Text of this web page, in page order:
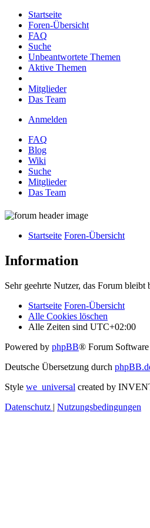
Startseite
Foren-Übersicht
FAQ
Suche
Unbeantwortete Themen
Aktive Themen
Mitglieder
Das Team
Anmelden
FAQ
Blog
Wiki
Suche
Mitglieder
Das Team
Startseite Foren-Übersicht
Information
Sehr geehrte Nutzer, das Forum
Startseite Foren-Übersicht
Alle Cookies löschen
Alle Zeiten sind UTC+02:00
Powered by phpBB® Forum
Deutsche Übersetzung durch
Style we_universal created by
Datenschutz | Nutzungsbedingungen